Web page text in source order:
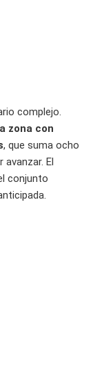
complejo.
zona con
, que suma ocho
El
conjunto